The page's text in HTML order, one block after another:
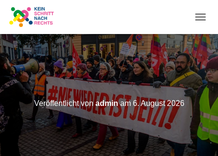
A
V
I
G
A
Veröffentlicht vonadminam 6. August 2026